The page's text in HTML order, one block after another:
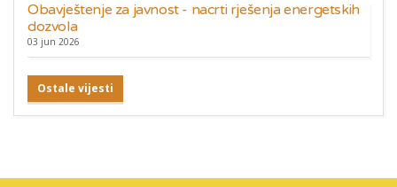
Obavještenje za javnost - nacrti rješenja energetskih
dozvola
03 jun 2026
Ostale vijesti